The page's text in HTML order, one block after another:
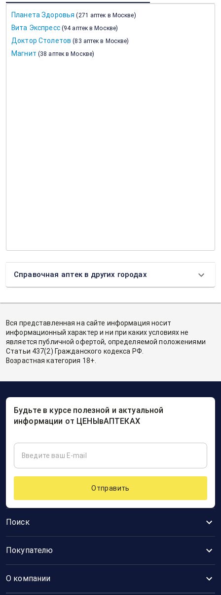
Планета Здоровья (271 аптек в Москве)
Вита Экспресс (94 аптек в Москве)
Доктор Столетов (83 аптек в Москве)
Магнит (38 аптек в Москве)
Справочная аптек в других городах
Вся представленная на сайте информация носит
информационный характер и ни при каких условиях не
является публичной офертой, определяемой положениями
Статьи 437(2) Гражданского кодекса РФ.
Возрастная категория 18+.
Поиск
Покупателю
О компании
Будьте в курсе полезной и актуальной
информации от ЦЕНЫвАПТЕКАХ
Отправить